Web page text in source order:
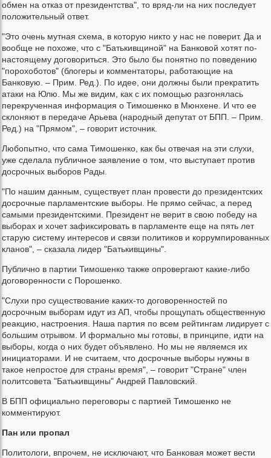
обмен на отказ от президентства", то вряд-ли на них последует
положительный ответ.
"Это очень мутная схема, в которую никто у нас не поверит. Да и
вообще не похоже, что с "Батькивщиной" на Банковой хотят по-
настоящему договориться. Это было бы понятно по поведению
"порохоботов" (блогеры и комментаторы, работающие на
Банковую. – Прим. Ред.). По идее, они должны были прекратить
атаки на Юлю. Мы же видим, как с их помощью разгонялась
перекрученная информация о Тимошенко в Мюнхене. И что ее
склоняют в передаче Арьева (народный депутат от БПП. – Прим.
Ред.) на "Прямом", – говорит источник.
Любопытно, что сама Тимошенко, как бы отвечая на эти слухи,
уже сделала публичное заявление о том, что выступает против
досрочных выборов Рады.
"По нашим данным, существует план провести до президентских
досрочные парламентские выборы. Не прямо сейчас, а перед
самыми президентскими. Президент не верит в свою победу на
выборах и хочет зафиксировать в парламенте еще на пять лет
старую систему интересов и связи политиков и коррумпированных
кланов", – сказала лидер "Батькивщины".
Публично в партии Тимошенко также опровергают какие-либо
договоренности с Порошенко.
"Слухи про существование каких-то договоренностей по
досрочным выборам идут из АП, чтобы прощупать общественную
реакцию, настроения. Наша партия по всем рейтингам лидирует с
большим отрывом. И формально мы готовы, в принципе, идти на
выборы, когда о них будет объявлено. Но мы не являемся их
инициаторами. И не считаем, что досрочные выборы нужны в
такое непростое для страны время", – говорит "Стране" член
политсовета "Батькивщины" Андрей Павловский.
В БПП официально переговоры с партией Тимошенко не
комментируют.
Пан или пропал
Политологи, впрочем, не исключают, что Банковая может вести